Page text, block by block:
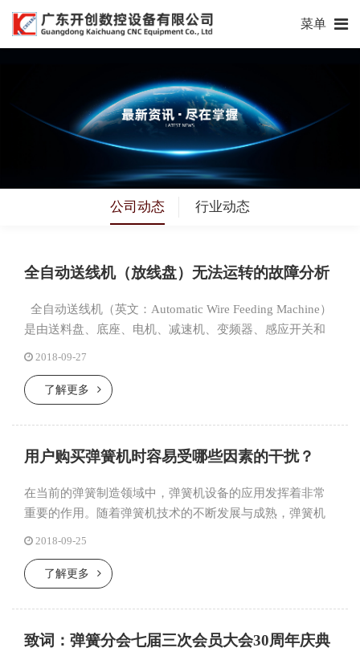
菜单
公司动态 行业动态
全自动送线机（放线盘）无法运转的故障分析
全自动送线机（英文：Automatic Wire Feeding Machine）
是由送料盘、底座、电机、减速机、变频器、感应开关和
2018-09-27
了解更多
用户购买弹簧机时容易受哪些因素的干扰？
在当前的弹簧制造领域中，弹簧机设备的应用发挥着非常
重要的作用。随着弹簧机技术的不断发展与成熟，弹簧机
2018-09-25
了解更多
致词：弹簧分会七届三次会员大会30周年庆典